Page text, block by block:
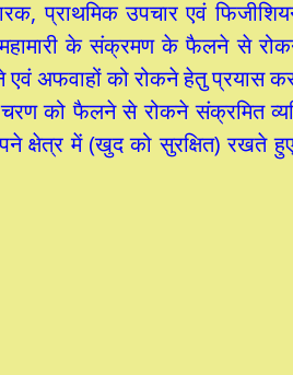
प्राथमिक उपचार एवं
महामारी के संक्रमण के फैलने से
एवं अफवाहों को रोकने हेतु प्रयास
को फैलने से रोकने संक्रमित
में (खुद को सुरक्षित) रखते